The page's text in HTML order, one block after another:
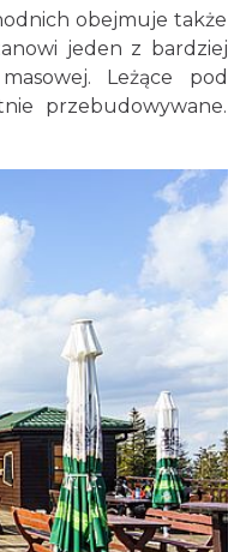
obejmuje także
jeden z bardziej
Leżące pod
przebudowywane.